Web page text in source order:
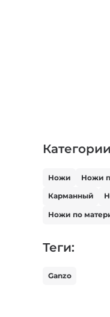
Ножи Ножи
Карманный
Ножи по
Теги:
Ganzo